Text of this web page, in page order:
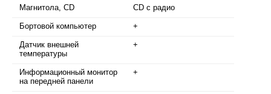
Магнитола, CD CD с радио
Бортовой компьютер +
Датчик внешней
температуры
+
Информационный монитор
на передней панели
+